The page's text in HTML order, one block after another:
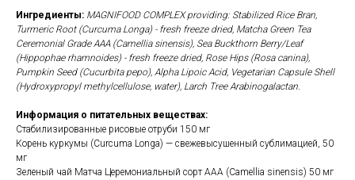
Ингредиенты: MAGNIFOOD COMPLEX providing: Stabilized Rice Bran,
Turmeric Root (Curcuma Longa) - fresh freeze dried, Matcha Green Tea
Ceremonial Grade AAA (Camellia sinensis), Sea Buckthorn Berry/Leaf
(Hippophae rhamnoides) - fresh freeze dried, Rose Hips (Rosa canina),
Pumpkin Seed (Cucurbita pepo), Alpha Lipoic Acid, Vegetarian Capsule Shell
(Hydroxypropyl methylcellulose, water), Larch Tree Arabinogalactan.
Информация о питательных веществах:
Стабилизированные рисовые отруби 150 мг
Корень куркумы (Curcuma Longa) — свежевысушенный сублимацией, 50
мг
Зеленый чай Матча Церемониальный сорт AAA (Camellia sinensis) 50 мг